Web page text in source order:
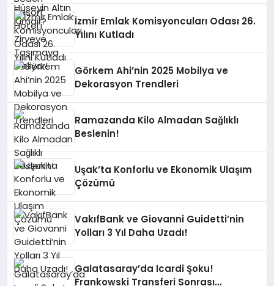
İzmir Emlak Komisyoncuları Odası 26.
Yılını Kutladı
Görkem Ahi’nin 2025 Mobilya ve
Dekorasyon Trendleri
Ramazanda Kilo Almadan Sağlıklı
Beslenin!
Uşak’ta Konforlu ve Ekonomik Ulaşım
Çözümü
VakıfBank ve Giovanni Guidetti’nin
Yolları 3 Yıl Daha Uzadı!
Galatasaray’da Icardi Şoku!
Frankowski Transferi Sonrası